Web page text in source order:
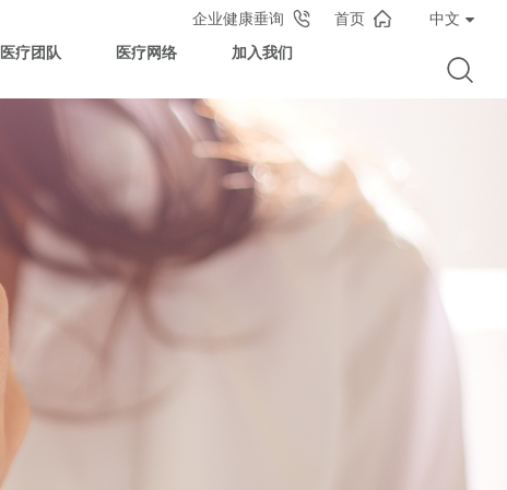
企业健康垂询 首页
中文
医疗团队 医疗网络
南京江宁莱佛士诊所
加入我们